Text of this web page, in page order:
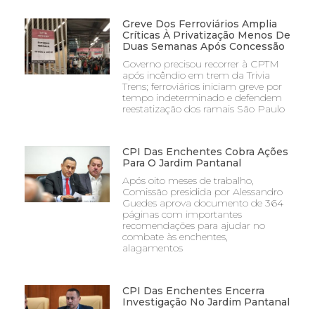
Greve Dos Ferroviários Amplia
Críticas À Privatização Menos De
Duas Semanas Após Concessão
Governo precisou recorrer à CPTM
após incêndio em trem da Trivia
Trens; ferroviários iniciam greve por
tempo indeterminado e defendem
reestatização dos ramais São Paulo
CPI Das Enchentes Cobra Ações
Para O Jardim Pantanal
Após oito meses de trabalho,
Comissão presidida por Alessandro
Guedes aprova documento de 364
páginas com importantes
recomendações para ajudar no
combate às enchentes,
alagamentos
CPI Das Enchentes Encerra
Investigação No Jardim Pantanal